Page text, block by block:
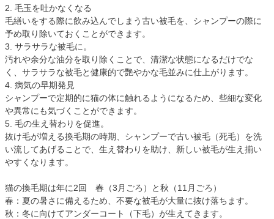
2. 毛玉を吐かなくなる
毛繕いをする際に飲み込んでしまう古い被毛を、シャンプーの際に
予め取り除いておくことができます。
3. サラサラな被毛に。
汚れや余分な油分を取り除くことで、清潔な状態になるだけでな
く、サラサラな被毛と健康的で艷やかな毛並みに仕上がります。
4. 病気の早期発見
シャンプーで定期的に猫の体に触れるようになるため、些細な変化
や異常にも気づくことができます。
5. 毛の生え替わりを促進。
抜け毛が増える換毛期の時期、シャンプーで古い被毛（死毛）を洗
い流してあげることで、生え替わりを助け、新しい被毛が生え揃い
やすくなります。
猫の換毛期は年に2回 春（3月ごろ）と秋（11月ごろ）
春：夏の暑さに備えるため、不要な被毛が大量に抜け落ちます。
秋：冬に向けてアンダーコート（下毛）が生えてきます。